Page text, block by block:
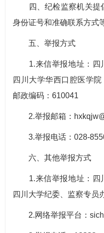
四、纪检监察机关提倡
身份证号和准确联系方式
五、举报方式
1.来信举报地址：四
四川大学华西口腔医学
邮政编码：610041
2.举报邮箱：
3.举报电话：028-
六、其他举报方式
1.来信举报地址：四
四川大学纪委、监察专员
2.网络举报平台：